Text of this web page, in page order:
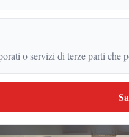
o servizi di terze parti che